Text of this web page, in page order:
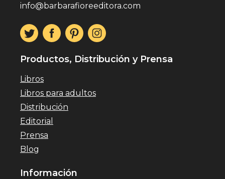
info@barbarafioreeditora.com
Productos, Distribución y Prensa
Libros
Libros para adultos
Distribución
Editorial
Prensa
Blog
Información